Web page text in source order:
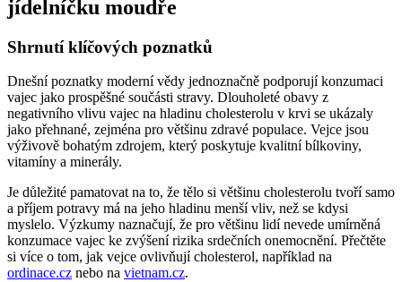
jídelníčku moudře
Shrnutí klíčových poznatků
Dnešní poznatky moderní vědy jednoznačně podporují konzumaci
vajec jako prospěšné součásti stravy. Dlouholeté obavy z
negativního vlivu vajec na hladinu cholesterolu v krvi se ukázaly
jako přehnané, zejména pro většinu zdravé populace. Vejce jsou
výživově bohatým zdrojem, který poskytuje kvalitní bílkoviny,
vitamíny a minerály.
Je důležité pamatovat na to, že tělo si většinu cholesterolu tvoří samo
a příjem potravy má na jeho hladinu menší vliv, než se kdysi
myslelo. Výzkumy naznačují, že pro většinu lidí nevede umírněná
konzumace vajec ke zvýšení rizika srdečních onemocnění. Přečtěte
si více o tom, jak vejce ovlivňují cholesterol, například na
ordinace.cz nebo na vietnam.cz.